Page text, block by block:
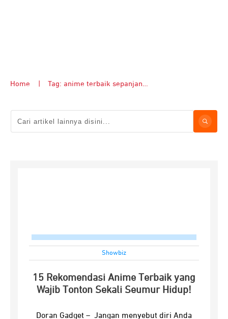
Home Tag: anime terbaik sepanjang masa
Showbiz
15 Rekomendasi Anime Terbaik yang
Wajib Tonton Sekali Seumur Hidup!
Doran Gadget – Jangan menyebut diri Anda